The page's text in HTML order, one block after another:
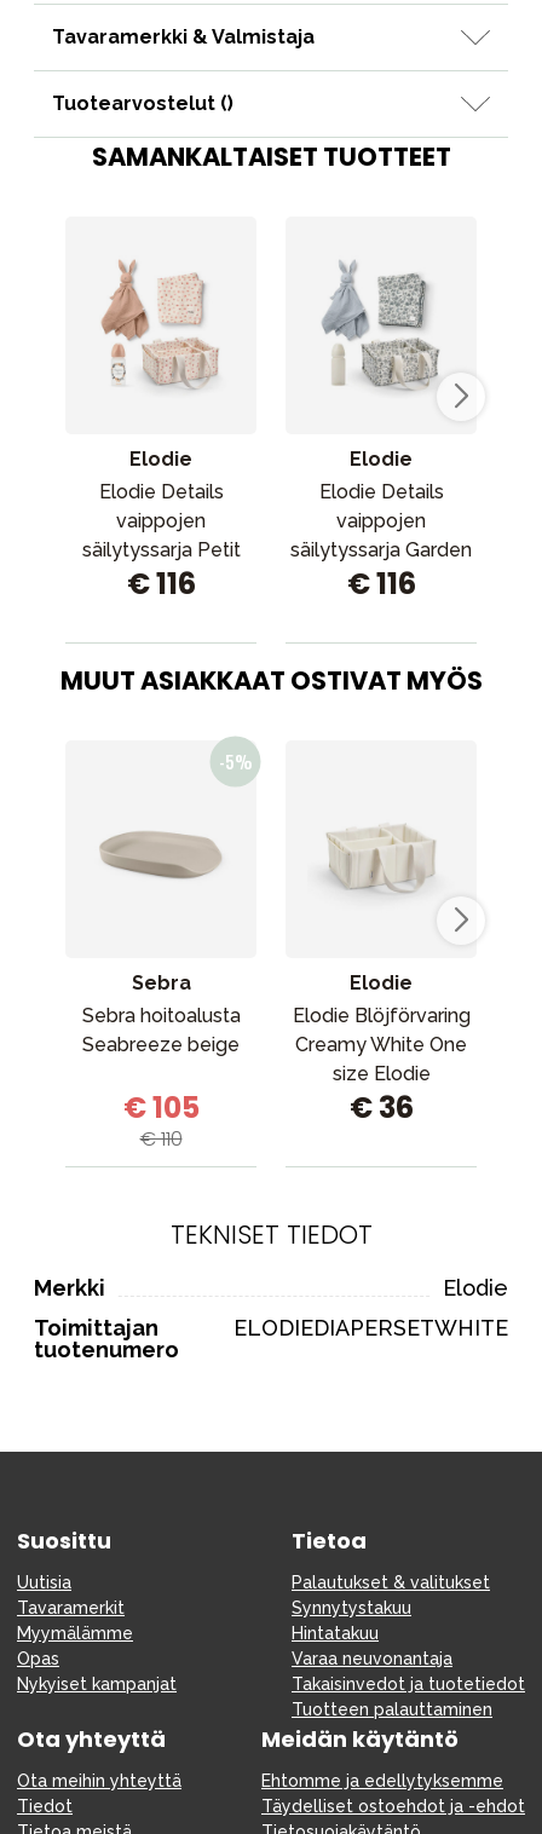
Tavaramerkki & Valmistaja
Tuotearvostelut ()
SAMANKALTAISET TUOTTEET
Elodie
Elodie Details
vaippojen
säilytyssarja Petit
River Rose
€ 116
Elodie
Elodie Details
vaippojen
säilytyssarja Garden
Leo Toile
€ 116
MUUT ASIAKKAAT OSTIVAT MYÖS
Sebra
Sebra hoitoalusta
Seabreeze beige
€ 105
€ 110
Elodie
Elodie Blöjförvaring
Creamy White One
size Elodie
vaippasäilytyslaatikko,
€ 36
TEKNISET TIEDOT
Merkki
Elodie
Toimittajan
tuotenumero
ELODIEDIAPERSETWHITE
Suosittu
Uutisia
Tavaramerkit
Myymälämme
Opas
Nykyiset kampanjat
Tietoa
Palautukset & valitukset
Synnytystakuu
Hintatakuu
Varaa neuvonantaja
Takaisinvedot ja tuotetiedot
Tuotteen palauttaminen
Ota yhteyttä
Ota meihin yhteyttä
Tiedot
Meidän käytäntö
Ehtomme ja edellytyksemme
Täydelliset ostoehdot ja -ehdot